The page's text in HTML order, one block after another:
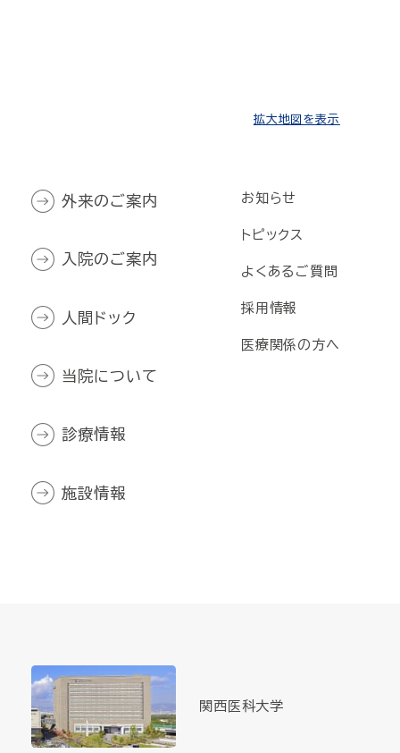
拡大地図を表示
外来のご案内
入院のご案内
人間ドック
当院について
診療情報
施設情報
お知らせ
トピックス
よくあるご質問
採用情報
医療関係の方へ
関西医科大学